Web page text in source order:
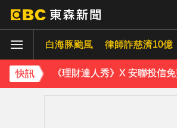
白海豚颱風 律師詐慈濟10億
快訊
白海豚颱風逐漸逼近！海警